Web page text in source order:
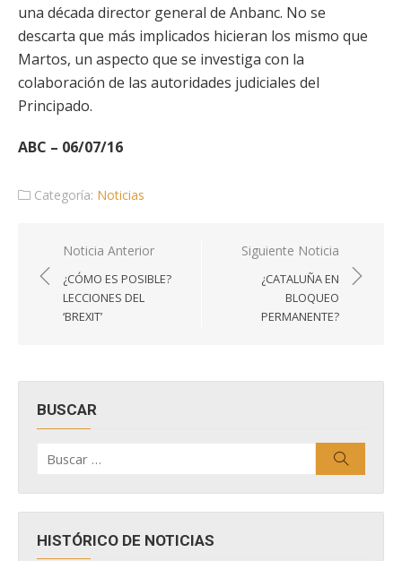
una década director general de Anbanc. No se
descarta que más implicados hicieran los mismo que
Martos, un aspecto que se investiga con la
colaboración de las autoridades judiciales del
Principado.
ABC – 06/07/16
Categoría: Noticias
Navegación
de
entradas
Noticia Anterior
¿CÓMO ES POSIBLE?
LECCIONES DEL
‘BREXIT’
Siguiente Noticia
¿CATALUÑA EN
BLOQUEO
PERMANENTE?
BUSCAR
por:
HISTÓRICO DE NOTICIAS